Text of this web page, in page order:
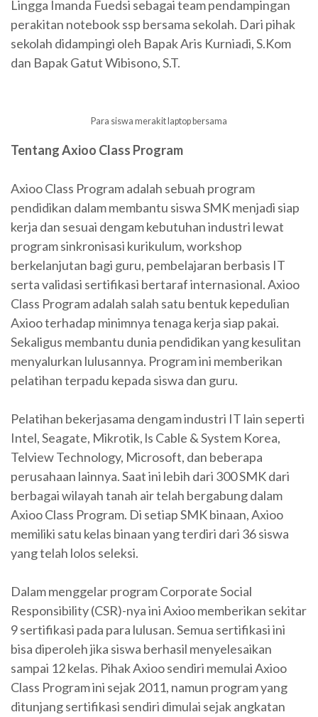
Lingga Imanda Fuedsi sebagai team pendampingan
perakitan notebook ssp bersama sekolah. Dari pihak
sekolah didampingi oleh Bapak Aris Kurniadi, S.Kom
dan Bapak Gatut Wibisono, S.T.
Para siswa merakit laptop bersama
Tentang Axioo Class Program
Axioo Class Program adalah sebuah program
pendidikan dalam membantu siswa SMK menjadi siap
kerja dan sesuai dengam kebutuhan industri lewat
program sinkronisasi kurikulum, workshop
berkelanjutan bagi guru, pembelajaran berbasis IT
serta validasi sertifikasi bertaraf internasional. Axioo
Class Program adalah salah satu bentuk kepedulian
Axioo terhadap minimnya tenaga kerja siap pakai.
Sekaligus membantu dunia pendidikan yang kesulitan
menyalurkan lulusannya. Program ini memberikan
pelatihan terpadu kepada siswa dan guru.
Pelatihan bekerjasama dengam industri IT lain seperti
Intel, Seagate, Mikrotik, ls Cable & System Korea,
Telview Technology, Microsoft, dan beberapa
perusahaan lainnya. Saat ini lebih dari 300 SMK dari
berbagai wilayah tanah air telah bergabung dalam
Axioo Class Program. Di setiap SMK binaan, Axioo
memiliki satu kelas binaan yang terdiri dari 36 siswa
yang telah lolos seleksi.
Dalam menggelar program Corporate Social
Responsibility (CSR)-nya ini Axioo memberikan sekitar
9 sertifikasi pada para lulusan. Semua sertifikasi ini
bisa diperoleh jika siswa berhasil menyelesaikan
sampai 12 kelas. Pihak Axioo sendiri memulai Axioo
Class Program ini sejak 2011, namun program yang
ditunjang sertifikasi sendiri dimulai sejak angkatan